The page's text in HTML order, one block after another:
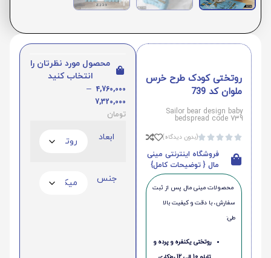
روتختی کودک طرح خرس
ملوان کد 739
Sailor bear design baby
bedspread code 739




(بدون دیدگاه)
فروشگاه اینترنتی مینی
مال { توضیحات کامل}
محصولات مینی‌ مال پس از ثبت
سفارش، با دقت و کیفیت بالا
طی:
روتختی یکنفره و پرده و
محصول مورد نظرتان را
انتخاب کنید
4,760,000
–
7,320,000
تومان
ابعاد
جنس